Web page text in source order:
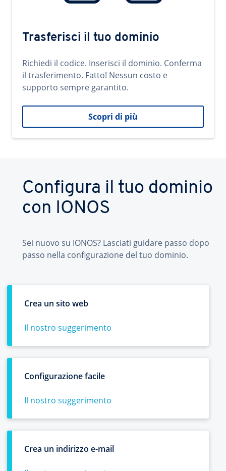
Trasferisci il tuo dominio
Richiedi il codice. Inserisci il dominio. Conferma
il trasferimento. Fatto! Nessun costo e
supporto sempre garantito.
Scopri di più
Configura il tuo dominio
con IONOS
Sei nuovo su IONOS? Lasciati guidare passo dopo
passo nella configurazione del tuo dominio.
Crea un sito web
Il nostro suggerimento
Configurazione facile
Il nostro suggerimento
Crea un indirizzo e-mail